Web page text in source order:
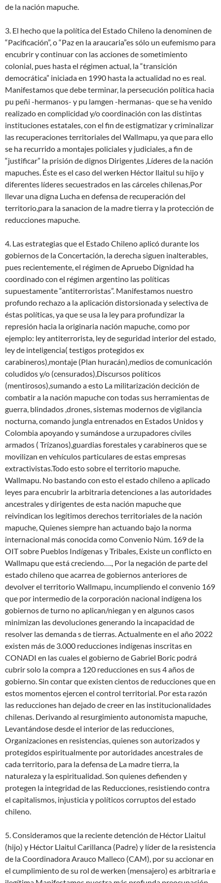
de la nación mapuche.
3. El hecho que la política del Estado Chileno la denominen de
“Pacificación”, o “Paz en la araucaria”es sólo un eufemismo para
encubrir y continuar con las acciones de sometimiento
colonial, pues hasta el régimen actual, la “transición
democrática” iniciada en 1990 hasta la actualidad no es real.​
Manifestamos que debe terminar, la persecución política hacia
pu peñi -hermanos- y pu lamgen -hermanas- que se ha venido
realizado en complicidad y/o coordinación con las distintas
instituciones estatales, con el fin de estigmatizar y criminalizar
las recuperaciones territoriales del Wallmapu, ya que para ello
se ha recurrido a montajes policiales y judiciales, a fin de
“justificar” la prisión de dignos Dirigentes ,Líderes de la nación
mapuches. Éste es el caso del werken Héctor llaitul su hijo y
diferentes líderes secuestrados en las cárceles chilenas,Por
llevar una digna Lucha en defensa de recuperación del
territorio,para la sanacion de la madre tierra y la protección de
reducciones mapuche.
4. Las estrategias que el Estado Chileno aplicó durante los
gobiernos de la Concertación, la derecha siguen inalterables,
pues recientemente, el régimen de Apruebo Dignidad ha
coordinado con el régimen argentino las políticas
supuestamente “antiterroristas”. Manifestamos nuestro
profundo rechazo a la aplicación distorsionada y selectiva de
éstas políticas, ya que se usa la ley para profundizar la
represión hacia la originaria nación mapuche, como por
ejemplo: ley antiterrorista, ley de seguridad interior del estado,
ley de inteligencia( testigos protegidos ex
carabineros),montaje (Plan huracán),medios de comunicación
coludidos y/o (censurados),Discursos políticos
(mentirosos),sumando a esto La militarización decición de
combatir a la nación mapuche con todas sus herramientas de
guerra, blindados ,drones, sistemas modernos de vigilancia
nocturna, comando jungla entrenados en Estados Unidos y
Colombia apoyando y sumándose a urzupadores civiles
armados ( Trízanos),guardias forestales y carabineros que se
movilizan en vehículos particulares de estas empresas
extractivistas.Todo esto sobre el territorio mapuche.
Wallmapu. No bastando con esto el estado chileno a aplicado
leyes para encubrir la arbitraria detenciones a las autoridades
ancestrales y dirigentes de esta nación mapuche que
reivindican los legítimos derechos territoriales de la nación
mapuche, Quienes siempre han actuando bajo la norma
internacional más conocida como Convenio Núm. 169 de la
OIT sobre Pueblos Indígenas y Tribales, Existe un conflicto en
Wallmapu que está creciendo…., Por la negación de parte del
estado chileno que acarrea de gobiernos anteriores de
devolver el territorio Wallmapu, incumpliendo el convenio 169
que por intermedio de la corporación nacional indígena los
gobiernos de turno no aplican/niegan y en algunos casos
minimizan las devoluciones generando la incapacidad de
resolver las demanda s de tierras. Actualmente en el año 2022
existen más de 3.000 reducciones indígenas inscritas en
CONADI en las cuales el gobierno de Gabriel Boric podrá
cubrir solo la compra a 120 reducciones en sus 4 años de
gobierno. Sin contar que existen cientos de reducciones que en
estos momentos ejercen el control territorial. Por esta razón
las reducciones han dejado de creer en las institucionalidades
chilenas. Derivando al resurgimiento autonomista mapuche,
Levantándose desde el interior de las reducciones,
Organizaciones en resistencias, quienes son autorizados y
protegidos espiritualmente por autoridades ancestrales de
cada territorio, para la defensa de La madre tierra, la
naturaleza y la espiritualidad. Son quienes defienden y
protegen la integridad de las Reducciones, resistiendo contra
el capitalismos, injusticia y políticos corruptos del estado
chileno.
5. Consideramos que la reciente detención de Héctor Llaitul
(hijo) y Héctor Llaitul Carillanca (Padre) y líder de la resistencia
de la Coordinadora Arauco Malleco (CAM), por su accionar en
el cumplimiento de su rol de werken (mensajero) es arbitraria e